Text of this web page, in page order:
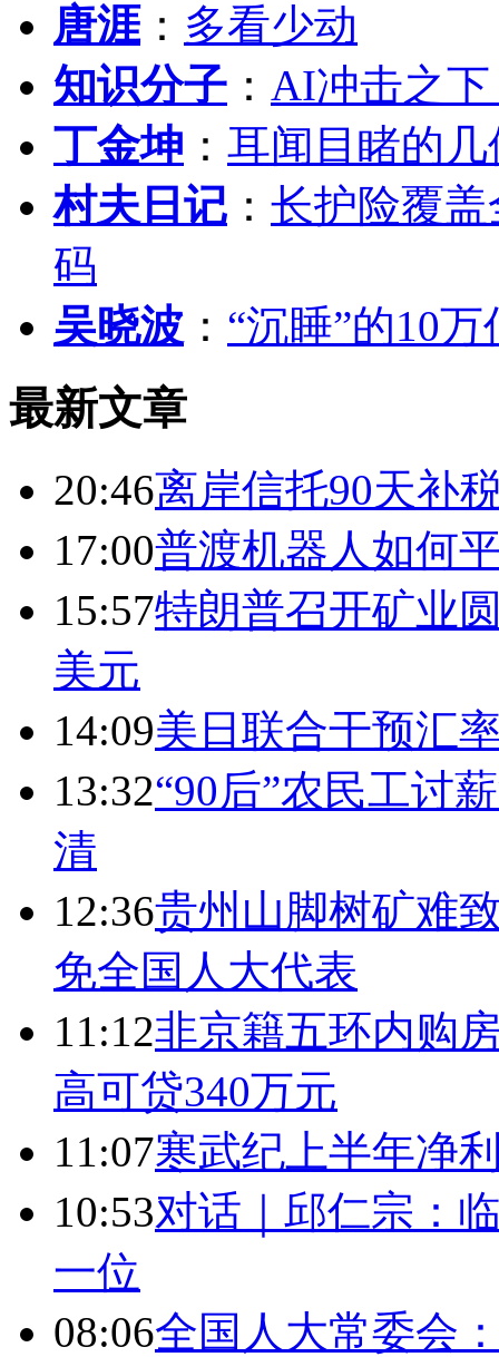
唐涯： 多看少动
知识分子 ： AI冲击之
丁金坤 ： 耳闻目睹的
村夫日记 ： 长护险覆
码
吴晓波 ： “沉睡”的10
最新文章
20:46离岸信托90天补
17:00普渡机器人如何
15:57特朗普召开矿业
美元
14:09美日联合干预汇
13:32“90后”农民工讨
清
12:36贵州山脚树矿难
免全国人大代表
11:12非京籍五环内购
高可贷340万元
11:07寒武纪上半年净
10:53对话｜邱仁宗：
一位
08:06全国人大常委会